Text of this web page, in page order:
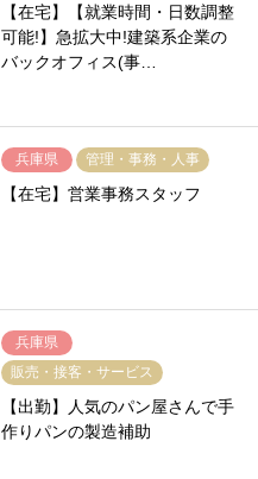
【在宅】【就業時間・日数調整
可能!】急拡大中!建築系企業の
バックオフィス(事…
兵庫県 管理・事務・人事
【在宅】営業事務スタッフ
兵庫県
販売・接客・サービス
【出勤】人気のパン屋さんで手
作りパンの製造補助